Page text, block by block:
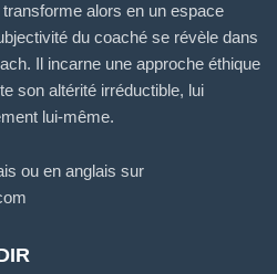
alors en un espace
du coaché se révèle dans
Il incarne une approche éthique
son altérité irréductible, lui
lui-même.
ou en anglais sur